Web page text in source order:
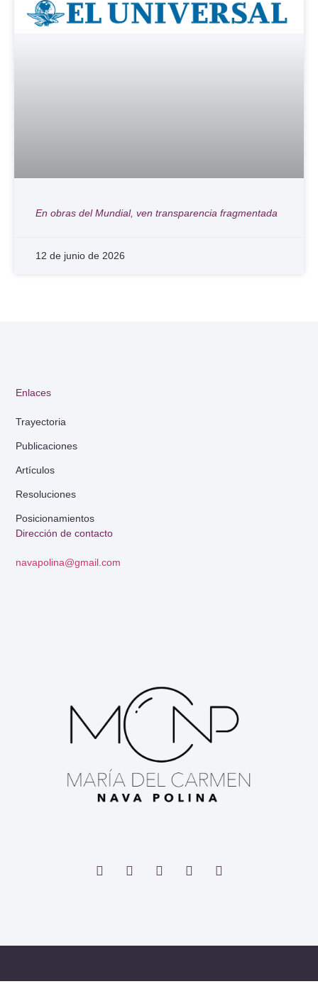
En obras del Mundial, ven transparencia fragmentada
12 de junio de 2026
Dirección de contacto
navapolina@gmail.com
Enlaces
Trayectoria
Publicaciones
Artículos
Resoluciones
Posicionamientos